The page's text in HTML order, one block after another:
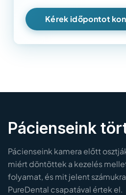
Kérek időpontot
Pácienseink
Pácienseink kamera előtt
miért döntöttek a kezelés
folyamat, és mit jelent
PureDental csapatával értek el.